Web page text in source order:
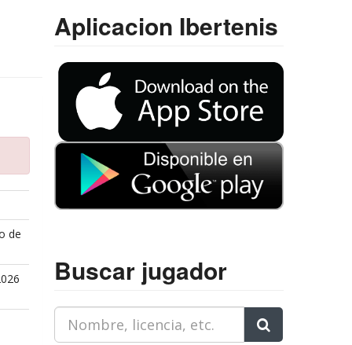
de
Aplicacion Ibertenis
Buscar jugador